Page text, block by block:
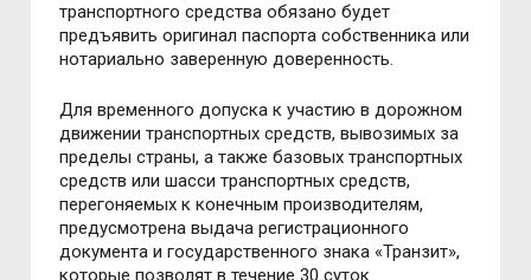
транспортного средства обязано будет
предъявить оригинал паспорта собственника или
нотариально заверенную доверенность.
Для временного допуска к участию в дорожном
движении транспортных средств, вывозимых за
пределы страны, а также базовых транспортных
средств или шасси транспортных средств,
перегоняемых к конечным производителям,
предусмотрена выдача регистрационного
документа и государственного знака «Транзит»,
которые позволят в течение 30 суток